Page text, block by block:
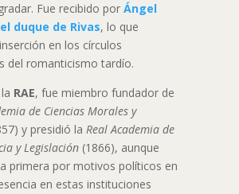
Fue recibido por Ángel
duque de Rivas, lo que
en los círculos
del romanticismo tardío.
RAE, fue miembro fundador de
de Ciencias Morales y
y presidió la Real Academia de
y Legislación(1866), aunque
primera por motivos políticos en
en estas instituciones